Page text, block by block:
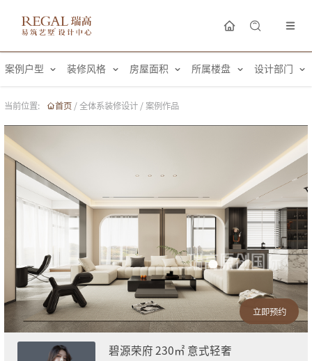
当前位置: 首页 / 全体系装修设计 / 案例作品
案例户型 装修风格 房屋面积 所属楼盘 设计部门
立即预约
碧源荣府 230㎡ 意式轻奢